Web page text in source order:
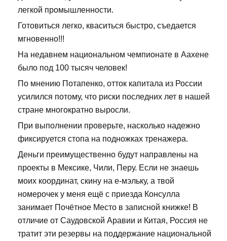
легкой промышленности.
Готовиться легко, кваситься быстро, съедается
мгновенно!!!
На недавнем национальном чемпионате в Аахене
было под 100 тысяч человек!
По мнению Потапенко, отток капитала из России
усилился потому, что риски последних лет в нашей
стране многократно выросли.
При выполнении проверьте, насколько надежно
фиксируется стопа на подножках тренажера.
Деньги преимущественно будут направлены на
проекты в Мексике, Чили, Перу. Если не знаешь
моих координат, скину на е-мэльку, а твой
номерочек у меня ещё с приезда Консулла
занимает Почётное Место в записной книжке! В
отличие от Саудовской Аравии и Китая, Россия не
тратит эти резервы на поддержание национальной